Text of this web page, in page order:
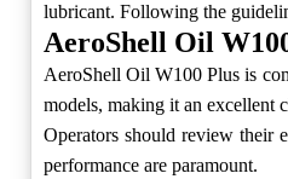
lubricant. Following the
AeroShell Oil
AeroShell Oil W100 Plus is
models, making it an excellent
Operators should review their
performance are paramount.